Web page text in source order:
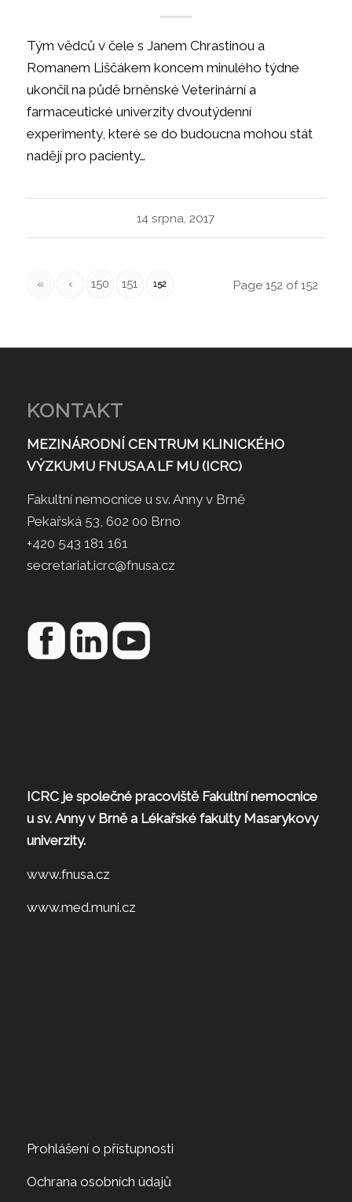
Tým vědců v čele s Janem Chrastinou a
Romanem Liščákem koncem minulého týdne
ukončil na půdě brněnské Veterinární a
farmaceutické univerzity dvoutýdenní
experimenty, které se do budoucna mohou stát
nadějí pro pacienty…
14 srpna, 2017
Page 152 of 152
« ‹ 150 151 152
KONTAKT
MEZINÁRODNÍ CENTRUM KLINICKÉHO
VÝZKUMU FNUSA A LF MU (ICRC)
Fakultní nemocnice u sv. Anny v Brně
Pekařská 53, 602 00 Brno
+420 543 181 161
secretariat.icrc@fnusa.cz
ICRC je společné pracoviště Fakultní nemocnice
u sv. Anny v Brně a Lékařské fakulty Masarykovy
univerzity.
www.fnusa.cz
www.med.muni.cz
Prohlášení o přístupnosti
Ochrana osobních údajů